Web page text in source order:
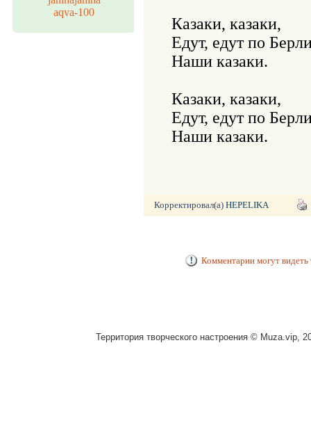
aqva-100
Казаки, казаки,
Едут, едут по
Наши казаки.
Казаки, казаки,
Едут, едут по
Наши казаки.
Корректировал(а) HEPELIKA
Комментарии могут видеть
Территория творческого настроения © Muza.vip,